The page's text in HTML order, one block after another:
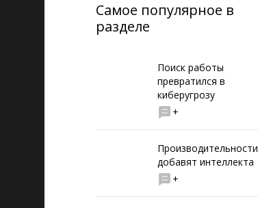
Самое популярное в
разделе
Поиск работы
превратился в
киберугрозу
+
Производительности
добавят интеллекта
+